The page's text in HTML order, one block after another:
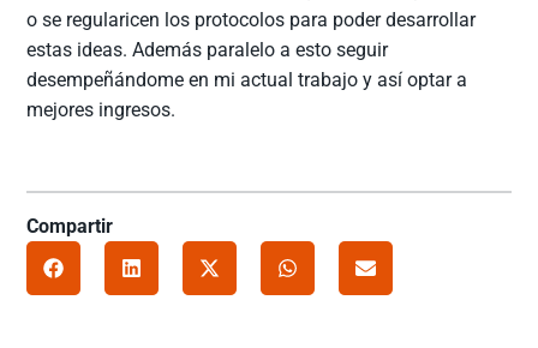
o se regularicen los protocolos para poder desarrollar
estas ideas. Además paralelo a esto seguir
desempeñándome en mi actual trabajo y así optar a
mejores ingresos.
Compartir